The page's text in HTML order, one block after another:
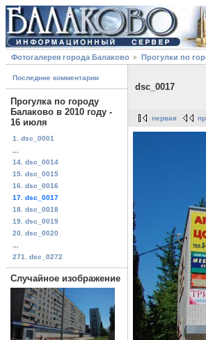
Фотогалерея города Балаково Прогулки по
Последние комментарии
Прогулка по городу
Балаково в 2010 году -
16 июля
1. dsc_0001
14. dsc_0014
15. dsc_0015
16. dsc_0016
17. dsc_0017
18. dsc_0018
19. dsc_0019
20. dsc_0020
271. dsc_0272
Случайное изображение
dsc_0017
первая